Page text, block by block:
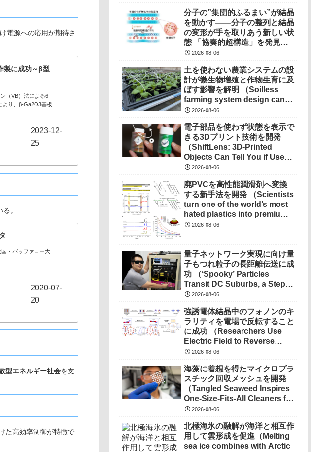
電源への応用が期待さ
製に成功～β型
（VB）法による6
より、β-Ga2O3基板
2023-12-
25
。
・バッファロー大
2020-07-
20
型エネルギー社会を支
た高効率制御が特徴で
分子の”集団的ふるまい”が結晶
を動かす――分子の整列と結晶
の変形が手を取りあう新しい状
態 「協奏的超構造」を発見
――2026-08-06
土を使わない農業システムの設
計が微生物増殖と作物生育に及
ぼす影響を解明 （Soilless
farming system design can
determine microbial growth,
2026-08-06
電子部品を使わず状態を表示で
きる3Dプリント技術を開発
（ShiftLens: 3D-Printed
Objects Can Tell You if Used
Properly）
2026-08-06
廃PVCを高性能潤滑剤へ変換
する新手法を開発 （Scientists
turn one of the world’s most
hated plastics into premium
lubricant）
2026-08-06
量子ネットワーク実現に向け量
子もつれ粒子の長距離伝送に成
功 （‘Spooky’ Particles
Transit DC Suburbs, a Step
Toward a Quantum
ワーク実現に向け量子もつれ粒
子の長距離伝送に成功
（‘Spooky’ Particles Transit
DC Suburbs, a Step Toward a
Quantum Network）
2026-08-06
強誘電体結晶中のフォノンのキ
ラリティを電場で反転すること
に成功 （Researchers Use
Electric Field to Reverse
Phonon Chirality in
2026-08-06
海藻に着想を得たマイクロプラ
スチック回収メッシュを開発
（Tangled Seaweed Inspires
One-Size-Fits-All Cleaners for
Ocean Microplastics）
2026-08-06
北極海氷の融解が海洋と相互作
用して雲形成を促進（Melting
sea ice combines with Arctic